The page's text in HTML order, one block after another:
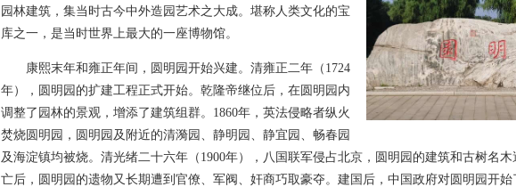
园林建筑，集当时古今中外造园艺术之大成。堪称人类文化的宝
库之一，是当时世界上最大的一座博物馆。
康熙末年和雍正年间，圆明园开始兴建。清雍正二年（1724
年），圆明园的扩建工程正式开始。乾隆帝继位后，在圆明园内
调整了园林的景观，增添了建筑组群。1860年，英法侵略者纵火
焚烧圆明园，圆明园及附近的清漪园、静明园、静宜园、畅春园
及海淀镇均被烧。清光绪二十六年（1900年），八国联军侵占北京，圆明园的建筑和古树名
亡后，圆明园的遗物又长期遭到官僚、军阀、奸商巧取豪夺。建国后，中国政府对圆明园开始